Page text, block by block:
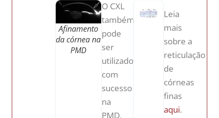
Afinamento
da córnea na
PMD
O CXL
também
pode
ser
utilizado
com
sucesso
na
PMD,
Leia
mais
sobre a
reticulação
de
córneas
finas
aqui.